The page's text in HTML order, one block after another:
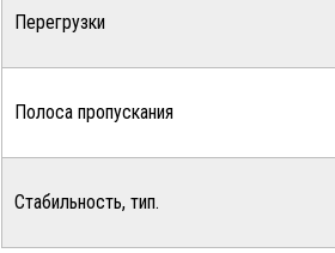
Перегрузки
Полоса пропускания
Стабильность, тип.